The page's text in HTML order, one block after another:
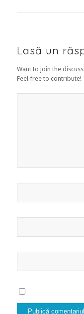
Lasă un
Want to join the
Feel free to contribute!